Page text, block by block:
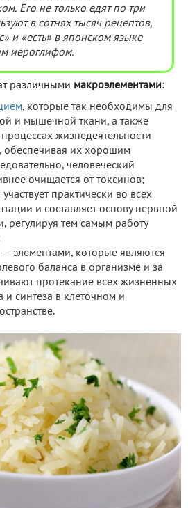
Его не только едят по три
в сотнях тысяч рецептов,
и «есть» в японском языке
иероглифом.
различными макроэлементами:
, которые так необходимы для
и мышечной ткани, а также
жизнедеятельности
обеспечивая их хорошим
человеческий
очищается от токсинов;
практически во всех
и составляет основу нервной
регулируя тем самым работу
— элементами, которые являются
баланса в организме и за
протекание всех жизненных
и синтеза в клеточном и